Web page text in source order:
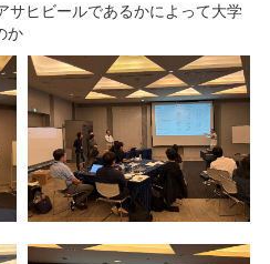
サヒビールであるかによって大学
か